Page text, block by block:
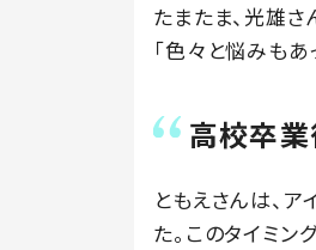
たまたま、光雄
「色々と悩みも
高校卒
ともえさんは、
た。このタイミ